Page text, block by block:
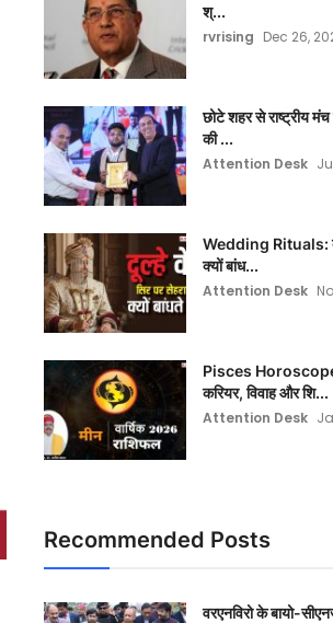
श्...
rvrising Dec 26,
छोटे शहर से राष्ट्रीय
की ...
Attention Desk
Wedding Rituals:
क्यों बांध...
Attention Desk
Pisces Horoscope
करियर, विवाह और शि...
Attention Desk
Recommended Posts
वरएनविरो के बायो-